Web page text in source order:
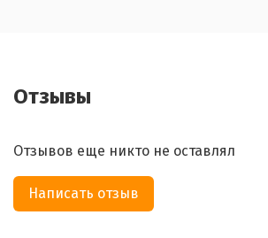
Отзывы
Отзывов еще никто не оставлял
Написать отзыв